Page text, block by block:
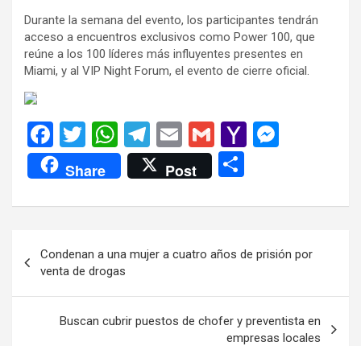
Durante la semana del evento, los participantes tendrán
acceso a encuentros exclusivos como Power 100, que
reúne a los 100 líderes más influyentes presentes en
Miami, y al VIP Night Forum, el evento de cierre oficial.
F
a
ce
b
o
k
T
wi
tt
er
W
h
at
s
p
p
T
el
e
gr
m
E
m
ail
G
m
ail
Y
o
M
ail
n
er
Share Post
m
p
ar
tir
de
entradas
Condenan a una mujer a cuatro años de prisión por
venta de drogas
Buscan cubrir puestos de chofer y preventista en
empresas locales